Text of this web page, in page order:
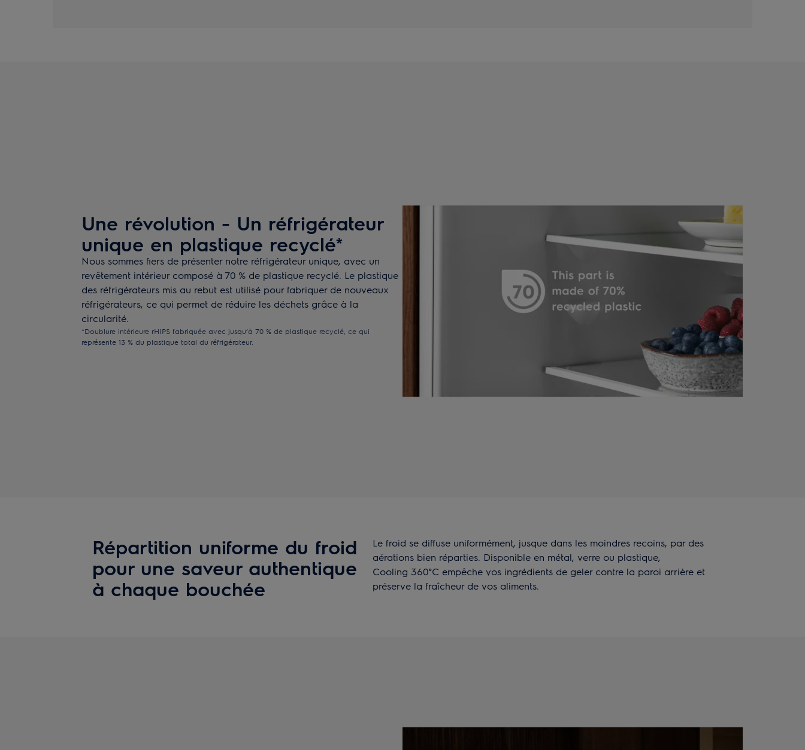
Une révolution - Un réfrigérateur
unique en plastique recyclé*
Nous sommes fiers de présenter notre réfrigérateur unique, avec un
revêtement intérieur composé à 70 % de plastique recyclé. Le plastique
des réfrigérateurs mis au rebut est utilisé pour fabriquer de nouveaux
réfrigérateurs, ce qui permet de réduire les déchets grâce à la
circularité.
*Doublure intérieure rHIPS fabriquée avec jusqu’à 70 % de plastique recyclé, ce qui
représente 13 % du plastique total du réfrigérateur.
Répartition uniforme du froid
pour une saveur authentique
à chaque bouchée
Le froid se diffuse uniformément, jusque dans les moindres recoins, par des
aérations bien réparties. Disponible en métal, verre ou plastique,
Cooling 360°C empêche vos ingrédients de geler contre la paroi arrière et
préserve la fraîcheur de vos aliments.